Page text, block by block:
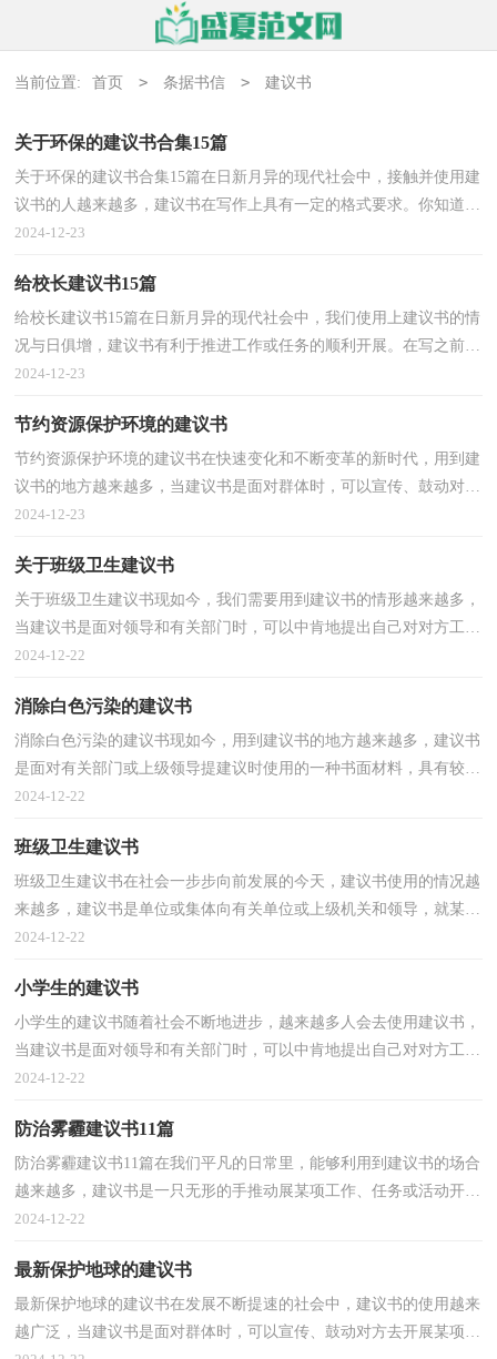
当前位置: 首页 > 条据书信 > 建议书
关于环保的建议书合集15篇
关于环保的建议书合集15篇在日新月异的现代社会中，接触并使用建
议书的人越来越多，建议书在写作上具有一定的格式要求。你知道建
议书怎样才能写的好吗？下面是小编帮大家整理的关...
2024-12-23
给校长建议书15篇
给校长建议书15篇在日新月异的现代社会中，我们使用上建议书的情
况与日俱增，建议书有利于推进工作或任务的顺利开展。在写之前，
可以先参考范文，以下是小编收集整理的给校长建议书...
2024-12-23
节约资源保护环境的建议书
节约资源保护环境的建议书在快速变化和不断变革的新时代，用到建
议书的地方越来越多，当建议书是面对群体时，可以宣传、鼓动对方
去开展某项工作或进行某种活动，具有一定的号召性。...
2024-12-23
关于班级卫生建议书
关于班级卫生建议书现如今，我们需要用到建议书的情形越来越多，
当建议书是面对领导和有关部门时，可以中肯地提出自己对对方工作
的意见和自己的建议。那么你有了解过建议书吗？以下...
2024-12-22
消除白色污染的建议书
消除白色污染的建议书现如今，用到建议书的地方越来越多，建议书
是面对有关部门或上级领导提建议时使用的一种书面材料，具有较强
的文本性特点。怎么写建议书才能避免踩雷呢？以下是...
2024-12-22
班级卫生建议书
班级卫生建议书在社会一步步向前发展的今天，建议书使用的情况越
来越多，建议书是单位或集体向有关单位或上级机关和领导，就某项
工作提出某种建议时使用的一种常用书信。那要怎么...
2024-12-22
小学生的建议书
小学生的建议书随着社会不断地进步，越来越多人会去使用建议书，
当建议书是面对领导和有关部门时，可以中肯地提出自己对对方工作
的意见和自己的建议。怎么写建议书才能避免踩雷呢...
2024-12-22
防治雾霾建议书11篇
防治雾霾建议书11篇在我们平凡的日常里，能够利用到建议书的场合
越来越多，建议书是一只无形的手推动展某项工作、任务或活动开
展。为了让您在写建议书时更加简单方便，下面是小编...
2024-12-22
最新保护地球的建议书
最新保护地球的建议书在发展不断提速的社会中，建议书的使用越来
越广泛，当建议书是面对群体时，可以宣传、鼓动对方去开展某项工